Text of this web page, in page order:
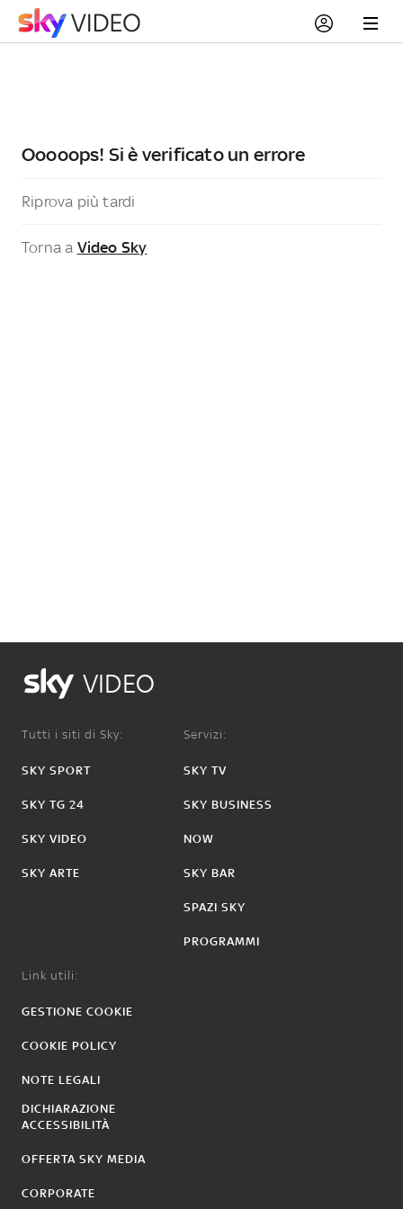
Ooooops! Si è verificato un errore
Riprova più tardi
Torna a Video Sky
VIDEO
Tutti i siti di Sky:
SKY SPORT
SKY TG 24
SKY VIDEO
SKY ARTE
Servizi:
SKY TV
SKY BUSINESS
NOW
SKY BAR
SPAZI SKY
PROGRAMMI
Link utili:
GESTIONE COOKIE
COOKIE POLICY
NOTE LEGALI
DICHIARAZIONE
ACCESSIBILITÀ
OFFERTA SKY MEDIA
CORPORATE